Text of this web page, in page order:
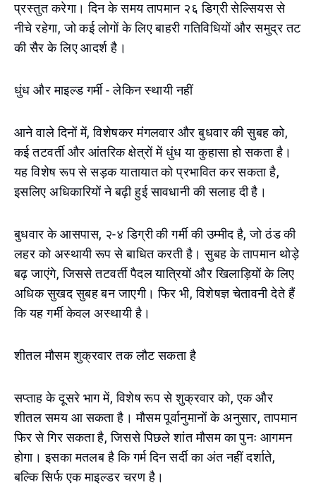
प्रस्तुत करेगा। दिन के समय तापमान २६ डिग्री सेल्सियस से
नीचे रहेगा, जो कई लोगों के लिए बाहरी गतिविधियों और समुद्र तट
की सैर के लिए आदर्श है।
धुंध और माइल्ड गर्मी - लेकिन स्थायी नहीं
आने वाले दिनों में, विशेषकर मंगलवार और बुधवार की सुबह को,
कई तटवर्ती और आंतरिक क्षेत्रों में धुंध या कुहासा हो सकता है।
यह विशेष रूप से सड़क यातायात को प्रभावित कर सकता है,
इसलिए अधिकारियों ने बढ़ी हुई सावधानी की सलाह दी है।
बुधवार के आसपास, २-४ डिग्री की गर्मी की उम्मीद है, जो ठंड की
लहर को अस्थायी रूप से बाधित करती है। सुबह के तापमान थोड़े
बढ़ जाएंगे, जिससे तटवर्ती पैदल यात्रियों और खिलाड़ियों के लिए
अधिक सुखद सुबह बन जाएगी। फिर भी, विशेषज्ञ चेतावनी देते हैं
कि यह गर्मी केवल अस्थायी है।
शीतल मौसम शुक्रवार तक लौट सकता है
सप्ताह के दूसरे भाग में, विशेष रूप से शुक्रवार को, एक और
शीतल समय आ सकता है। मौसम पूर्वानुमानों के अनुसार, तापमान
फिर से गिर सकता है, जिससे पिछले शांत मौसम का पुनः आगमन
होगा। इसका मतलब है कि गर्म दिन सर्दी का अंत नहीं दर्शाते,
बल्कि सिर्फ एक माइल्डर चरण है।